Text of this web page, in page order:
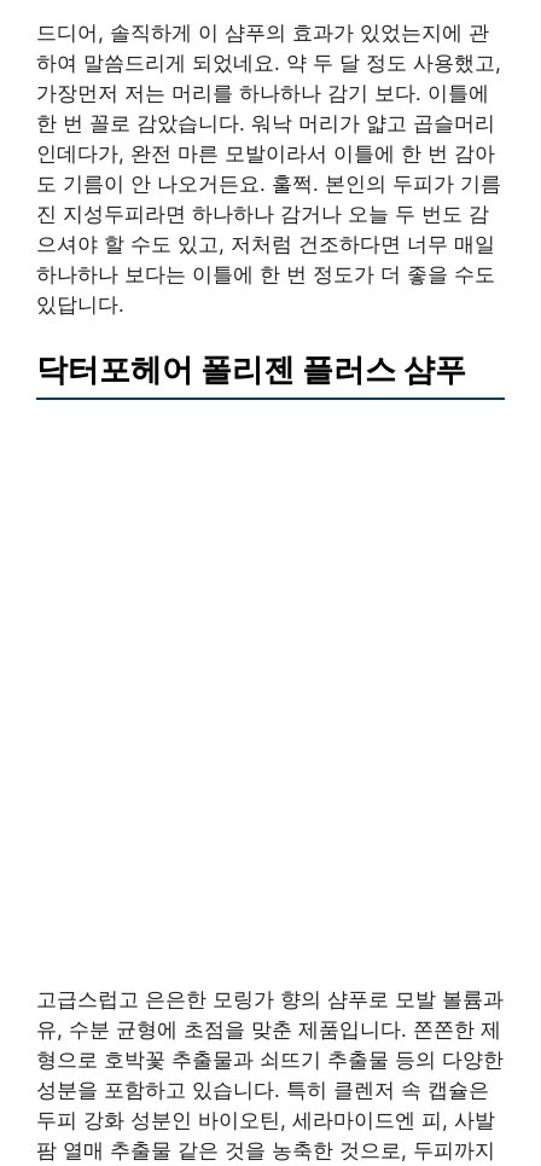
드디어, 솔직하게 이 샴푸의 효과가 있었는지에 관
하여 말씀드리게 되었네요. 약 두 달 정도 사용했고,
가장먼저 저는 머리를 하나하나 감기 보다. 이틀에
한 번 꼴로 감았습니다. 워낙 머리가 얇고 곱슬머리
인데다가, 완전 마른 모발이라서 이틀에 한 번 감아
도 기름이 안 나오거든요. 훌쩍. 본인의 두피가 기름
진 지성두피라면 하나하나 감거나 오늘 두 번도 감
으셔야 할 수도 있고, 저처럼 건조하다면 너무 매일
하나하나 보다는 이틀에 한 번 정도가 더 좋을 수도
있답니다.
닥터포헤어 폴리젠 플러스 샴푸
고급스럽고 은은한 모링가 향의 샴푸로 모발 볼륨과
유, 수분 균형에 초점을 맞춘 제품입니다. 쫀쫀한 제
형으로 호박꽃 추출물과 쇠뜨기 추출물 등의 다양한
성분을 포함하고 있습니다. 특히 클렌저 속 캡슐은
두피 강화 성분인 바이오틴, 세라마이드엔 피, 사발
팜 열매 추출물 같은 것을 농축한 것으로, 두피까지